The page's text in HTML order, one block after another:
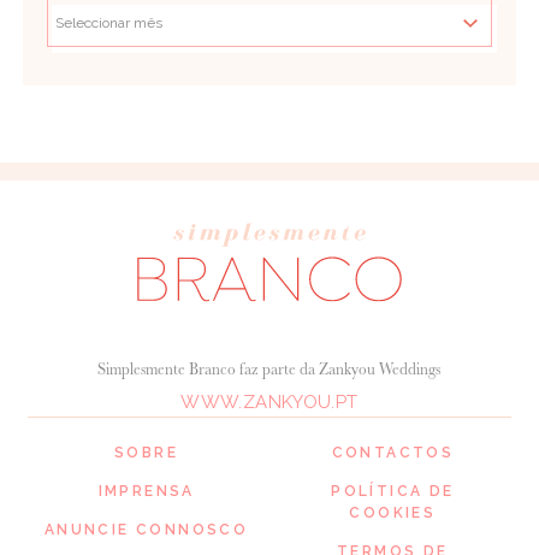
SOBRE
IMPRENSA
ANUNCIE CONNOSCO
Simplesmente Branco faz parte da Zankyou Weddings
WWW.ZANKYOU.PT
CONTACTOS
POLÍTICA DE
COOKIES
TERMOS DE